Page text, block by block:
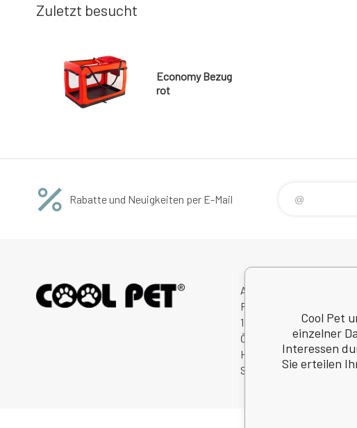
Zuletzt besucht
Economy Bezug
rot
Rabatte und Neuigkeiten per E-Mail
Avitex,s.r.o.
Rybná 716/24
11000 Praha 1
Česká Republika
Handelsregister Nr.:
Steuernum.: CZ60745291
Cool Pet
einzelner
Interessen
Sie erteilen